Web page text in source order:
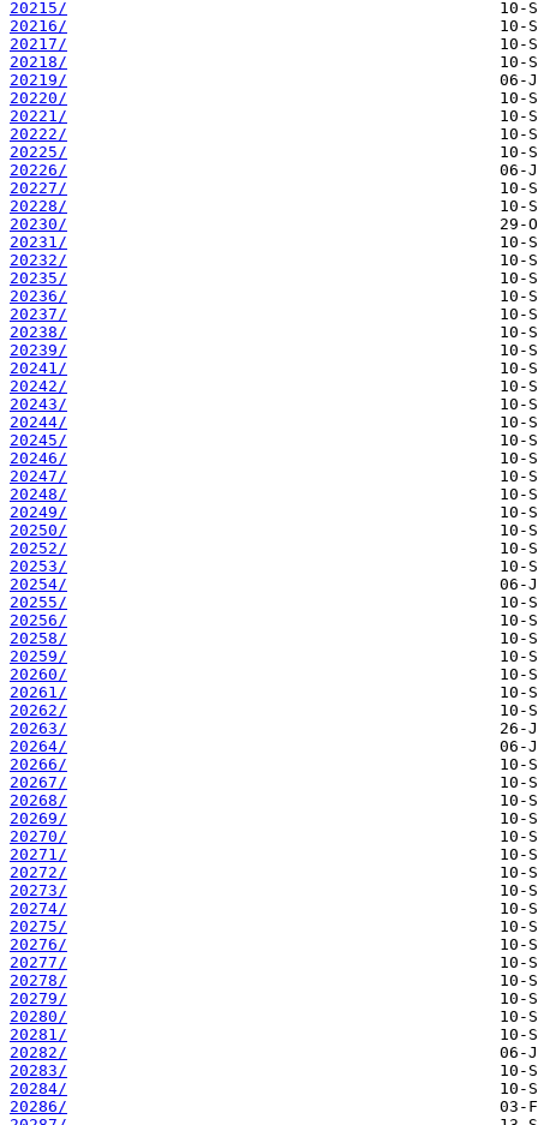
20215/
20216/
20217/
20218/
20219/
20220/
20221/
20222/
20225/
20226/
20227/
20228/
20230/
20231/
20232/
20235/
20236/
20237/
20238/
20239/
20241/
20242/
20243/
20244/
20245/
20246/
20247/
20248/
20249/
20250/
20252/
20253/
20254/
20255/
20256/
20258/
20259/
20260/
20261/
20262/
20263/
20264/
20266/
20267/
20268/
20269/
20270/
20271/
20272/
20273/
20274/
20275/
20276/
20277/
20278/
20279/
20280/
20281/
20282/
20283/
20284/
20286/